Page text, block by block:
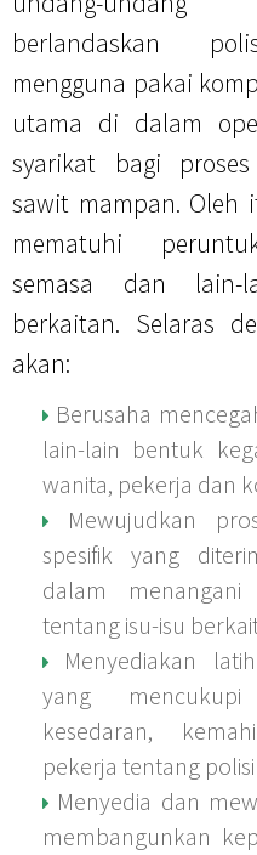
berlandaskan
mengguna pakai
utama di dalam
syarikat bagi
sawit mampan. Oleh
mematuhi
semasa dan lain-
berkaitan. Selaras
akan:
Berusaha
lain-lain bentuk
wanita, pekerja dan
Mewujudkan
spesifik yang
dalam
tentang isu-isu
Menyediakan
yang
kesedaran,
pekerja tentang polisi
Menyedia dan
membangunkan
Remuneration Policy
Directors' Fit & Proper Policy
Bursa Announcements
Social Policy
Health & Safety Policy
Zero Burning Policy
Hygiene Policy
Transport Policy
Gender Policy
Foreign Worker Policy
Appeal Form
Information Procedure Flow
Information Requisition Form
Procedure Flow Chart